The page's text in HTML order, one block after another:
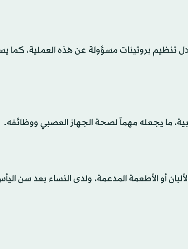
تنظيم بروتينات مسؤولة عن هذه العملية، كما
ما يجعله مهماً لصحة الجهاز العصبي ووظائفه.
أو الأطعمة المدعمة، ولدى النساء بعد سن